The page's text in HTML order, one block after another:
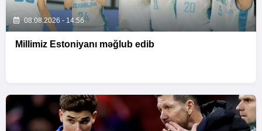
08.08.2026 - 14:56
Millimiz Estoniyanı məğlub edib